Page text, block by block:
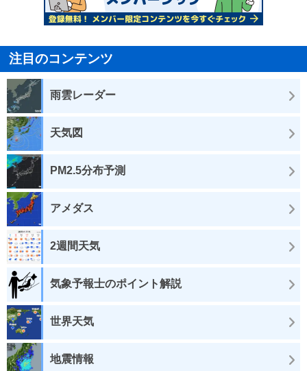
注目のコンテンツ
雨雲レーダー
天気図
PM2.5分布予測
アメダス
2週間天気
気象予報士のポイント解説
世界天気
地震情報